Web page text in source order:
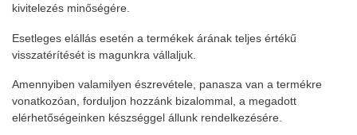
kivitelezés minőségére.
Esetleges elállás esetén a termékek árának teljes értékű
visszatérítését is magunkra vállaljuk.
Amennyiben valamilyen észrevétele, panasza van a termékre
vonatkozóan, forduljon hozzánk bizalommal, a megadott
elérhetőségeinken készséggel állunk rendelkezésére.